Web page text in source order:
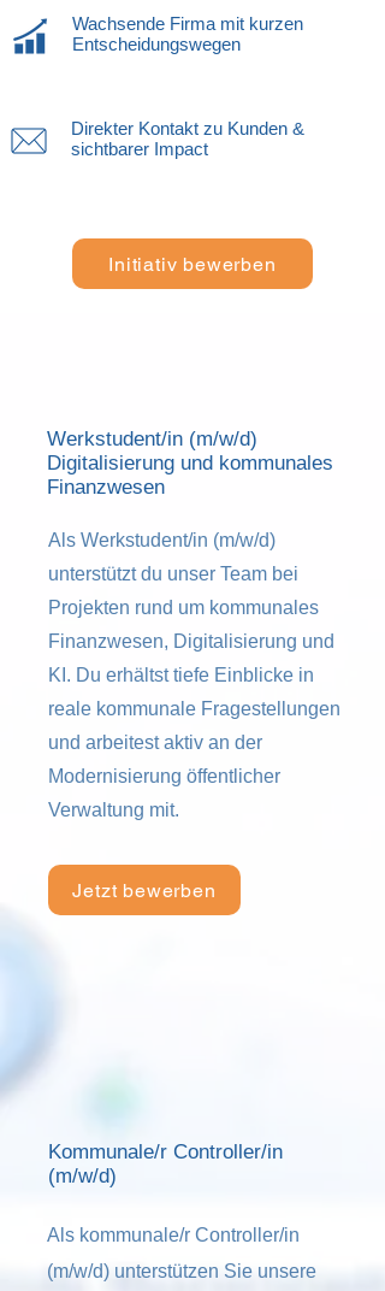
Wachsende Firma mit kurzen
Entscheidungswegen
Direkter Kontakt zu Kunden &
sichtbarer Impact
Initiativ bewerben
Werkstudent/in (m/w/d)
Digitalisierung und kommunales
Finanzwesen
Als Werkstudent/in (m/w/d)
unterstützt du unser Team bei
Projekten rund um kommunales
Finanzwesen, Digitalisierung und
KI. Du erhältst tiefe Einblicke in
reale kommunale Fragestellungen
und arbeitest aktiv an der
Modernisierung öffentlicher
Verwaltung mit.
Jetzt bewerben
Kommunale/r Controller/in
(m/w/d)
Als kommunale/r Controller/in
(m/w/d) unterstützen Sie unsere